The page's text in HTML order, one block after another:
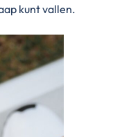
kunt vallen.